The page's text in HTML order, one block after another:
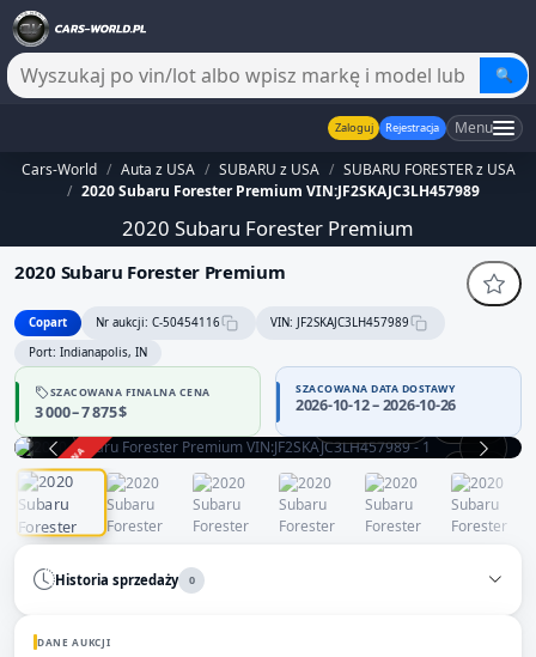
🔍
Zaloguj Rejestracja Menu
Cars-World / Auta z USA / SUBARU z USA / SUBARU FORESTER z USA
/ 2020 Subaru Forester Premium VIN:JF2SKAJC3LH457989
2020 Subaru Forester Premium
2020 Subaru Forester Premium
Copart Nr aukcji: C-50454116
VIN: JF2SKAJC3LH457989
Port: Indianapolis, IN
SZACOWANA FINALNA CENA
3 000 – 7 875 $
SZACOWANA DATA DOSTAWY
2026-10-12 – 2026-10-26
ZAKOŃCZONA
Historia sprzedaży 0
DANE AUKCJI